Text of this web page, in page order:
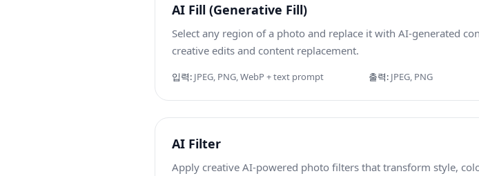
AI Fill (Generative Fill)
Select any region of a photo and replace it with AI-generated
creative edits and content replacement.
입력: JPEG, PNG, WebP + text prompt 출력: JPEG, PNG
AI Filter
Apply creative AI-powered photo filters that transform style,